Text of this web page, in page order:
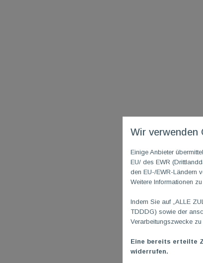
Wir verwenden
Einige Anbieter
EU/ des EWR
den EU-/EWR-Ländern
Weitere Informationen
Indem Sie auf „ALLE
TDDDG) sowie der
Verarbeitungszwecke
Eine bereits erteilte
widerrufen.